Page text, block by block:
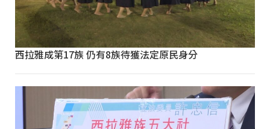
西拉雅成第17族 仍有8族待獲法定原民身分